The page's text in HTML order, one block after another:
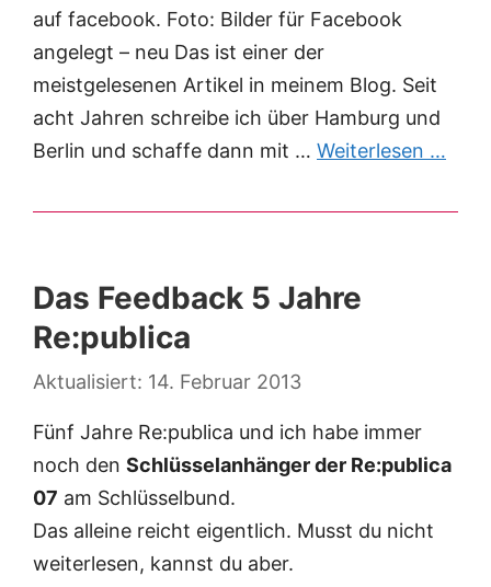
auf facebook. Foto: Bilder für Facebook
angelegt – neu Das ist einer der
meistgelesenen Artikel in meinem Blog. Seit
acht Jahren schreibe ich über Hamburg und
Berlin und schaffe dann mit … Weiterlesen …
Das Feedback 5 Jahre
Re:publica
14. Februar 2013
Fünf Jahre Re:publica und ich habe immer
noch den Schlüsselanhänger der Re:publica
07 am Schlüsselbund.
Das alleine reicht eigentlich. Musst du nicht
weiterlesen, kannst du aber.